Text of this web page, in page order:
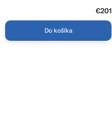
€201
Do košíka